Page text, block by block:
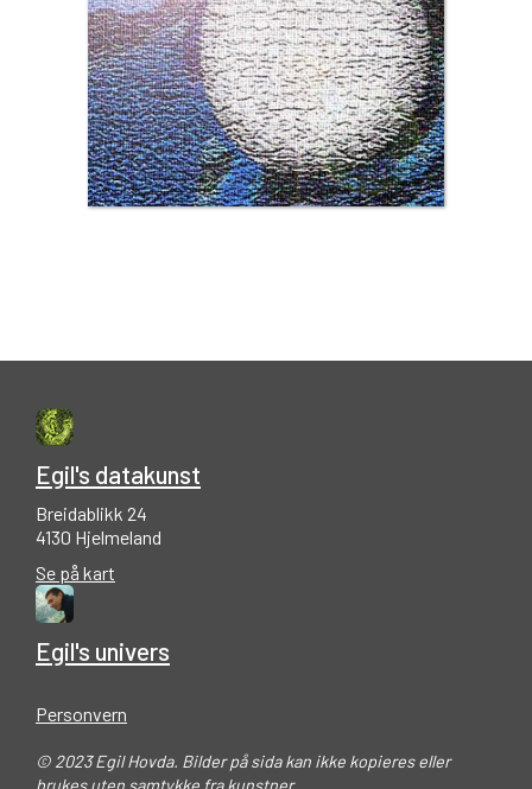
Egil's datakunst
Breidablikk 24
4130 Hjelmeland
Se på kart
Egil's univers
Personvern
© 2023 Egil Hovda. Bilder på sida kan ikke kopieres eller